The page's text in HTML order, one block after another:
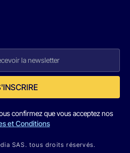
confirmez que vous acceptez nos
et Conditions
SAS. tous droits réservés.